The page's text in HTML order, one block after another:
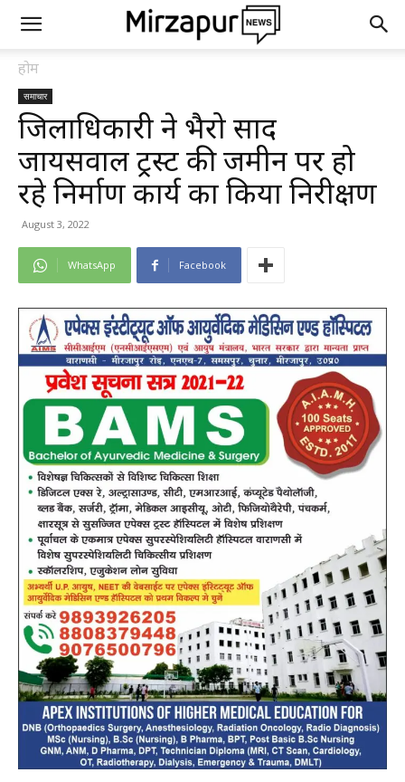
होम
समाचार
जिलाधिकारी ने भैरो प्रसाद
जायसवाल ट्रस्ट की जमीन पर हो
रहे निर्माण कार्य का किया निरीक्षण
August 3, 2022
WhatsApp Facebook